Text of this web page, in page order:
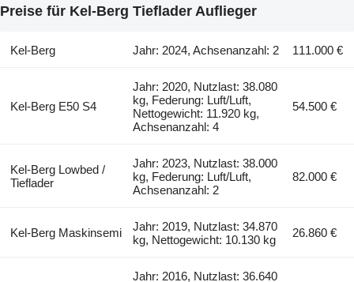
Preise für Kel-Berg Tieflader Auflieger
Kel-Berg Jahr: 2024, Achsenanzahl: 2 111.000 €
Kel-Berg E50 S4
Jahr: 2020, Nutzlast: 38.080
kg, Federung: Luft/Luft,
Nettogewicht: 11.920 kg,
Achsenanzahl: 4
54.500 €
Kel-Berg Lowbed /
Tieflader
Jahr: 2023, Nutzlast: 38.000
kg, Federung: Luft/Luft,
Achsenanzahl: 2
82.000 €
Kel-Berg Maskinsemi
Jahr: 2019, Nutzlast: 34.870
kg, Nettogewicht: 10.130 kg
26.860 €
Jahr: 2016, Nutzlast: 36.640